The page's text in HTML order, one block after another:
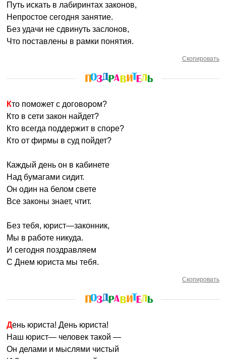
Путь искать в лабиринтах законов,
Непростое сегодня занятие.
Без удачи не сдвинуть заслонов,
Что поставлены в рамки понятия.
Скопировать
Кто поможет с договором?
Кто в сети закон найдет?
Кто всегда поддержит в споре?
Кто от фирмы в суд пойдет?
Каждый день он в кабинете
Над бумагами сидит.
Он один на белом свете
Все законы знает, чтит.
Без тебя, юрист—законник,
Мы в работе никуда.
И сегодня поздравляем
С Днем юриста мы тебя.
Скопировать
День юриста! День юриста!
Наш юрист— человек такой —
Он делами и мыслями чистый